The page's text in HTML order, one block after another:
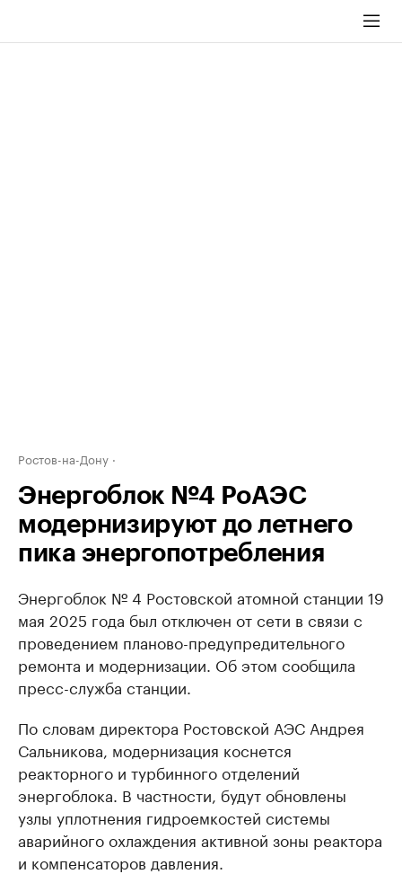
Ростов-на-Дону
Энергоблок №4 РоАЭС
модернизируют до летнего
пика энергопотребления
Энергоблок № 4 Ростовской атомной станции 19
мая 2025 года был отключен от сети в связи с
проведением планово-предупредительного
ремонта и модернизации. Об этом сообщила
пресс-служба станции.
По словам директора Ростовской АЭС Андрея
Сальникова, модернизация коснется
реакторного и турбинного отделений
энергоблока. В частности, будут обновлены
узлы уплотнения гидроемкостей системы
аварийного охлаждения активной зоны реактора
и компенсаторов давления.